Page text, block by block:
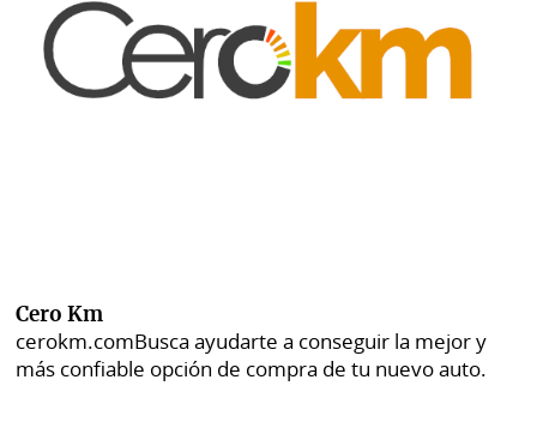
Cero Km
cerokm.comBusca ayudarte a conseguir la mejor y
más confiable opción de compra de tu nuevo auto.